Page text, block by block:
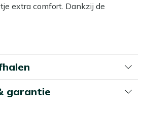
extra comfort. Dankzij de
rechtop kunt zitten.
De opvallende rode kleur zorgt
sfeer op je terras of balkon, zonder
te vervangen.
garantie